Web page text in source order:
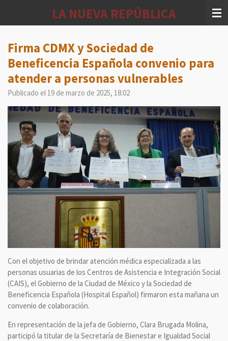
principal
LA NUEVA REPÚBLICA
Firma CDMX y Sociedad de
Beneficencia Española convenio para
atender a personas vulnerables
Publicado el 19 de marzo de 2025, 18:02
Con el objetivo de brindar atención médica especializada a las
personas usuarias de los Centros de Asistencia e Integración Social
(CAIS), el Gobierno de la Ciudad de México y la Sociedad de
Beneficencia Española (Hospital Español) firmaron esta mañana un
convenio de colaboración.
En representación de la jefa de Gobierno, Clara Brugada Molina,
participó la titular de la Secretaría de Bienestar e Igualdad Social